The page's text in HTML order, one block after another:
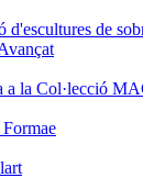
d'escultures de
a la Col·lecció